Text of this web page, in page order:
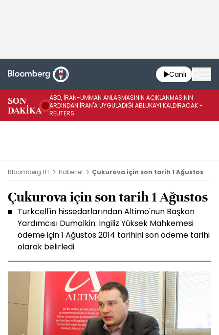
Canlı
SON
DAKİKA
ABD, İRAN-UMMAN ANLAŞMASININ AÇIKLANMASININ
ARDINDAN İRAN'A UYGULADIĞI ABLUKAYI KALDIRACAK -
REUTERS
Bloomberg HT Haberler Çukurova için son tarih 1 Ağustos
Çukurova için son tarih 1 Ağustos
Turkcell'in hissedarlarından Altimo'nun Başkan
Yardımcısı Dumalkin: İngiliz Yüksek Mahkemesi
ödeme için 1 Ağustos 2014 tarihini son ödeme tarihi
olarak belirledi